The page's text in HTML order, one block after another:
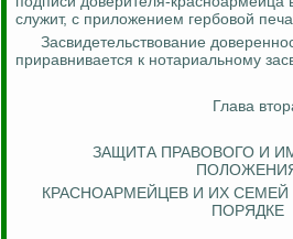
служит, с приложением гербовой
Засвидетельствование
приравнивается к нотариальному
Глава
ЗАЩИТА ПРАВОВОГО И
КРАСНОАРМЕЙЦЕВ И ИХ
ПОРЯДКЕ